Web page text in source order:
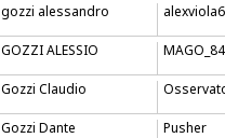
gozzi alessandro
GOZZI ALESSIO MAGO_84
Gozzi Claudio
Gozzi Dante Pusher